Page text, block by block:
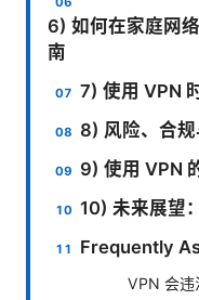
6) 如何在家庭网
南
7) 使用 VPN
8) 风险、合
9) 使用 VPN
10) 未来展望
Frequently
VPN 会违